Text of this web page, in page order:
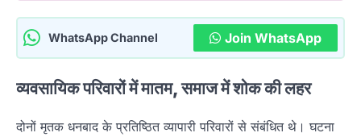
WhatsApp Channel Join WhatsApp
व्यवसायिक परिवारों में मातम, समाज में शोक की लहर
दोनों मृतक धनबाद के प्रतिष्ठित व्यापारी परिवारों से संबंधित थे। घटना